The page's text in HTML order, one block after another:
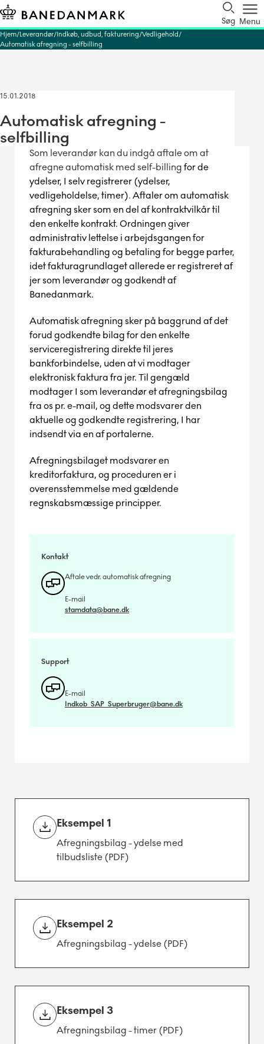
Søg Menu
Hjem Leverandør Indkøb, udbud, fakturering Vedligehold
Automatisk afregning - selfbilling
15.01.2018
Automatisk afregning -
selfbilling
Som leverandør kan du indgå aftale om at
afregne automatisk med self-billing for de
ydelser, I selv registrerer (ydelser,
vedligeholdelse, timer). Aftaler om automatisk
afregning sker som en del af kontraktvilkår til
den enkelte kontrakt. Ordningen giver
administrativ lettelse i arbejdsgangen for
fakturabehandling og betaling for begge parter,
idet fakturagrundlaget allerede er registreret af
jer som leverandør og godkendt af
Banedanmark.
Automatisk afregning sker på baggrund af det
forud godkendte bilag for den enkelte
serviceregistrering direkte til jeres
bankforbindelse, uden at vi modtager
elektronisk faktura fra jer. Til gengæld
modtager I som leverandør et afregningsbilag
fra os pr. e-mail, og dette modsvarer den
aktuelle og godkendte registrering, I har
indsendt via en af portalerne.
Afregningsbilaget modsvarer en
kreditorfaktura, og proceduren er i
overensstemmelse med gældende
regnskabsmæssige principper.
Kontakt
Aftale vedr. automatisk afregning
E-mail
stamdata@bane.dk
Support
E-mail
Indkob_SAP_Superbruger@bane.dk
Eksempel 1
Afregningsbilag - ydelse med
tilbudsliste (PDF)
Eksempel 2
Afregningsbilag - ydelse (PDF)
Eksempel 3
Afregningsbilag - timer (PDF)